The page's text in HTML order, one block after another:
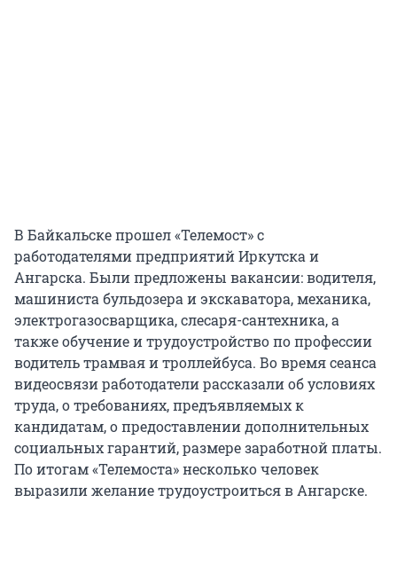
В Байкальске прошел «Телемост» с
работодателями предприятий Иркутска и
Ангарска. Были предложены вакансии: водителя,
машиниста бульдозера и экскаватора, механика,
электрогазосварщика, слесаря-сантехника, а
также обучение и трудоустройство по профессии
водитель трамвая и троллейбуса. Во время сеанса
видеосвязи работодатели рассказали об условиях
труда, о требованиях, предъявляемых к
кандидатам, о предоставлении дополнительных
социальных гарантий, размере заработной платы.
По итогам «Телемоста» несколько человек
выразили желание трудоустроиться в Ангарске.